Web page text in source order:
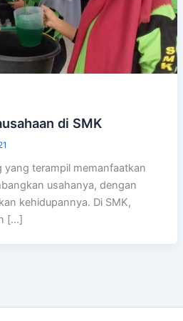
di SMK
yang terampil memanfaatkan
usahanya, dengan
kehidupannya. Di SMK,
[…]